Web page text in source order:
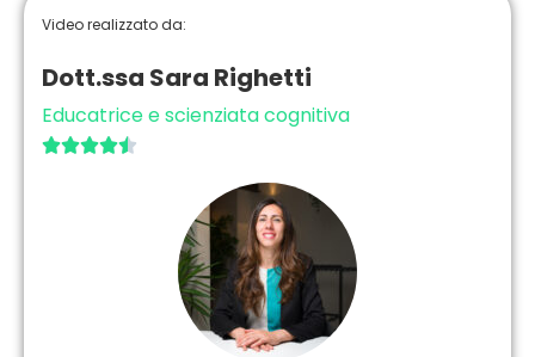
Video realizzato da:
Dott.ssa Sara Righetti
Educatrice e scienziata cognitiva
